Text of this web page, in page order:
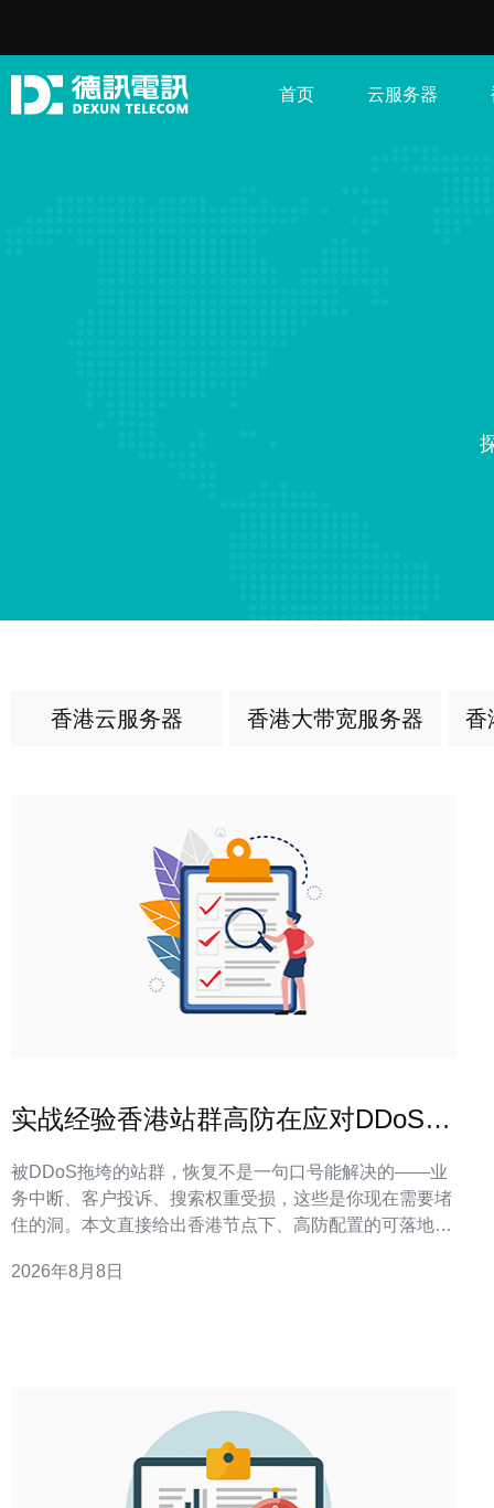
首页 云服务器
香港云服务器 香港大带宽服务器 香
实战经验香港站群高防在应对DDoS攻
被DDoS拖垮的站群，恢复不是一句口号能解决的——业
务中断、客户投诉、搜索权重受损，这些是你现在需要堵
住的洞。本文直接给出香港节点下、高防配置的可落地步
用性和可控性拉回。 香港站群高防的核心目标是什么？
2026年8月8日